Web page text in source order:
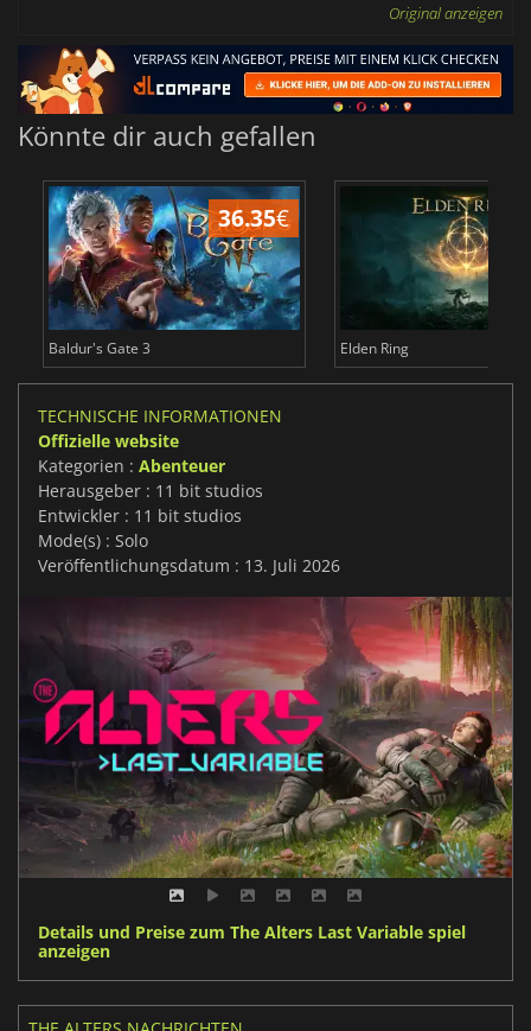
Original anzeigen
Könnte dir auch gefallen
36.35€
Baldur's Gate 3 Elden Ring
TECHNISCHE INFORMATIONEN
Offizielle website
Kategorien : Abenteuer
Herausgeber : 11 bit studios
Entwickler : 11 bit studios
Mode(s) : Solo
Veröffentlichungsdatum : 13. Juli 2026
Details und Preise zum The Alters Last Variable spiel
anzeigen